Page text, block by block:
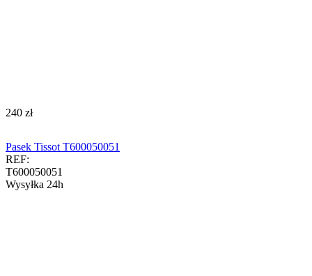
‍240‍ zł
Pasek Tissot T600050051
REF:
T600050051
Wysyłka 24h